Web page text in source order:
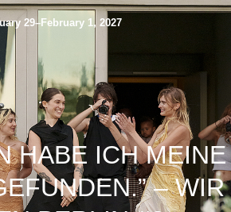
29–February 1, 2027
HABE ICH MEINE
– WIR